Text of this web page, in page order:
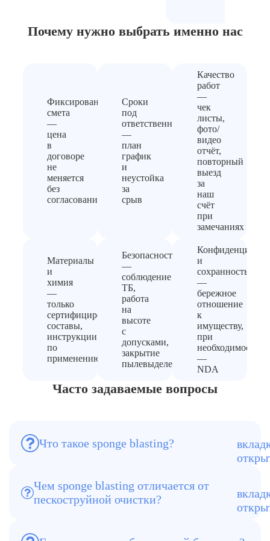
Почему нужно выбрать именно нас
Фиксированная
смета
—
цена
в
договоре
не
меняется
без
согласования
Сроки
под
ответственность
—
план
график
и
неустойка
за
срыв
Качество
работ
—
чек
листы,
фото/
видео
отчёт,
повторный
выезд
за
наш
счёт
при
замечаниях
Материалы
и
химия
—
только
сертифицированные
составы,
инструкции
по
применению
Безопасность
—
соблюдение
ТБ,
работа
на
высоте
с
допусками,
закрытие
пылевыделения
и
сохранность
—
бережное
отношение
к
имуществу,
при
необходимости
—
NDA
Часто задаваемые вопросы
Что такое sponge blasting?
Это технология беспылевой абразивной
очистки с использованием губчатого
Чем sponge blasting отличается от
пескоструйной очистки?
При sponge blasting образуется
значительно меньше пыли, а
Метод используется для очистки